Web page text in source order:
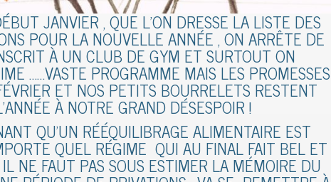
JANVIER , QUE L’ON DRESSE LA LISTE DES
POUR LA NOUVELLE ANNÉE , ON ARRÊTE DE
À UN CLUB DE GYM ET SURTOUT ON
……VASTE PROGRAMME MAIS LES PROMESSES
ET NOS PETITS BOURRELETS RESTENT
À NOTRE GRAND DÉSESPOIR !
QU’UN RÉÉQUILIBRAGE ALIMENTAIRE EST
QUEL RÉGIME QUI AU FINAL FAIT BEL ET
NE FAUT PAS SOUS ESTIMER LA MÉMOIRE DU